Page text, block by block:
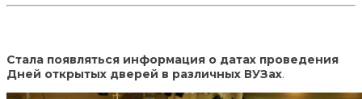
Стала появляться информация о датах проведения
Дней открытых дверей в различных ВУЗах.